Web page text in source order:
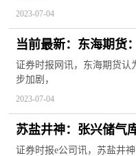
2023-07-04
当前最新：东海期货
上行、再宽幅震荡”
证券时报网讯，东海期货认
步加剧，
2023-07-04
苏盐井神：张兴储气
试生产 天天播报
证券时报e公司讯，苏盐井